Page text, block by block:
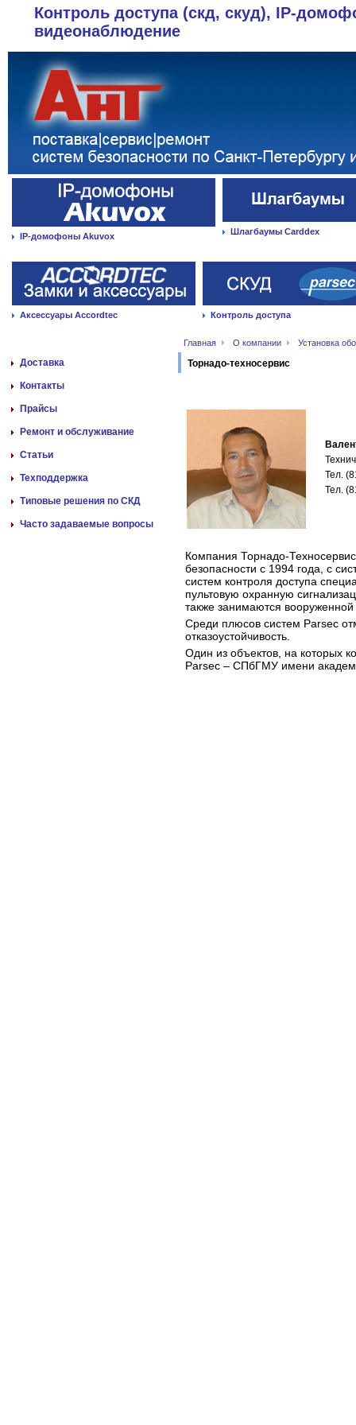
Контроль доступа (скд, скуд), IP-
видеонаблюдение
IP-домофоны Akuvox Шлагбаумы Carddex
Аксессуары Accordtec Контроль доступа
Главная О компании Установка
Доставка
Контакты
Прайсы
Ремонт и обслуживание
Статьи
Техподдержка
Типовые решения по СКД
Часто задаваемые вопросы
Торнадо-техносервис
Тел.
Тел.
Компания Торнадо-
безопасности с 1994 года, с
систем контроля доступа
пультовую охранную
также занимаются
Среди плюсов систем Parsec
отказоустойчивость.
Один из объектов, на которых
Parsec – СПбГМУ имени